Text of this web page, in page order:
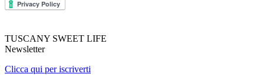
TUSCANY SWEET LIFE
Newsletter
Clicca qui per iscriverti